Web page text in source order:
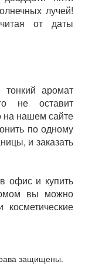
лучей!
от даты
аромат
не оставит
нашем сайте
по одному
и заказать
офис и купить
вы можно
косметические
защищены.